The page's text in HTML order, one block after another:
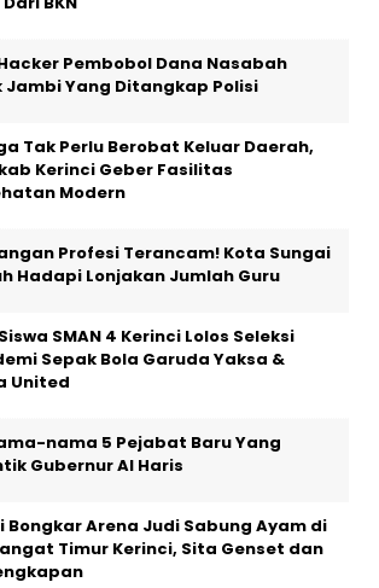
Pembobol Dana Nasabah
Jambi Yang Ditangkap Polisi
Tak Perlu Berobat Keluar Daerah,
Kerinci Geber Fasilitas
Modern
Profesi Terancam! Kota Sungai
Hadapi Lonjakan Jumlah Guru
SMAN 4 Kerinci Lolos Seleksi
Sepak Bola Garuda Yaksa &
United
nama 5 Pejabat Baru Yang
Gubernur Al Haris
Bongkar Arena Judi Sabung Ayam di
Timur Kerinci, Sita Genset dan